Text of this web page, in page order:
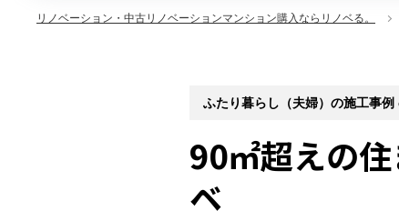
リノベーション・中古リノベーションマンション購入ならリノベる。
ふたり暮らし（夫婦）の施工事
90㎡超えの
ベ